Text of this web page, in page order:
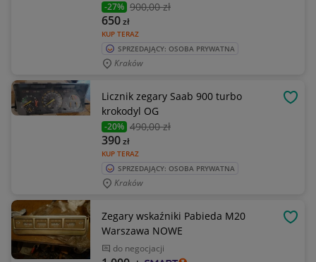
-27% 900,00 zł
KUP TERAZ
650zł
SPRZEDAJĄCY: OSOBA PRYWATNA
Kraków
Licznik zegary Saab 900 turbo
krokodyl OG
-20% 490,00 zł
KUP TERAZ
390zł
SPRZEDAJĄCY: OSOBA PRYWATNA
Kraków
Zegary wskaźniki Pabieda M20
Warszawa NOWE
do negocjacji